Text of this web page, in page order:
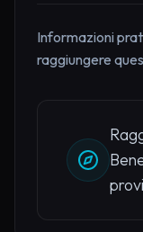
Informazioni
raggiungere